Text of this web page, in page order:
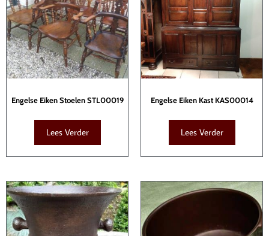
Engelse Eiken Stoelen STL00019
Lees Verder
Engelse Eiken Kast KAS00014
Lees Verder